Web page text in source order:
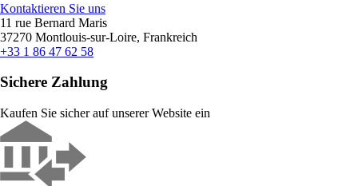
Kontaktieren Sie uns
11 rue Bernard Maris
37270 Montlouis-sur-Loire, Frankreich
+33 1 86 47 62 58
Sichere Zahlung
Kaufen Sie sicher auf unserer Website ein